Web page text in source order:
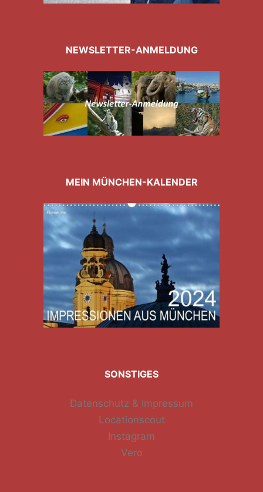
NEWSLETTER-ANMELDUNG
MEIN MÜNCHEN-KALENDER
SONSTIGES
Datenschutz & Impressum
Locationscout
Instagram
Vero